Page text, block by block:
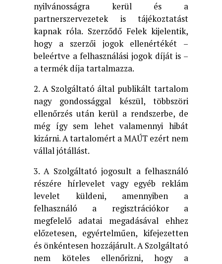
nyilvánosságra kerül és a
partnerszervezetek is tájékoztatást
kapnak róla. Szerződő Felek kijelentik,
hogy a szerzői jogok ellenértékét –
beleértve a felhasználási jogok díját is –
a termék díja tartalmazza.
2. A Szolgáltató által publikált tartalom
nagy gondossággal készül, többszöri
ellenőrzés után kerül a rendszerbe, de
még így sem lehet valamennyi hibát
kizárni. A tartalomért a MAÚT ezért nem
vállal jótállást.
3. A Szolgáltató jogosult a felhasználó
részére hírlevelet vagy egyéb reklám
levelet küldeni, amennyiben a
felhasználó a regisztrációkor a
megfelelő adatai megadásával ehhez
előzetesen, egyértelműen, kifejezetten
és önkéntesen hozzájárult. A Szolgáltató
nem köteles ellenőrizni, hogy a